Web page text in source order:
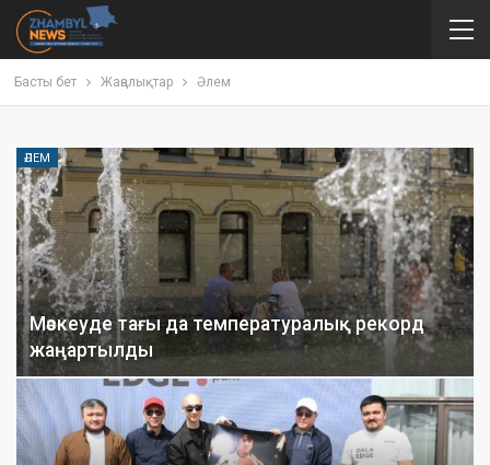
Басты бет Жаңалықтар Әлем
ӘЛЕМ
Мәскеуде тағы да температуралық рекорд
жаңартылды